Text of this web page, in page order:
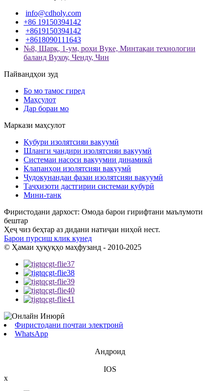
info@cdholy.com
+86 19150394142
+8619150394142
+8618090111643
№8, Шарқ, 1-ум, роҳи Вуке, Минтақаи технологии
баланд Вухоу, Ченду, Чин
Пайвандҳои зуд
Бо мо тамос гиред
Маҳсулот
Дар бораи мо
Маркази маҳсулот
Қубури изолятсияи вакуумӣ
Шланги чандири изолятсияи вакуумӣ
Системаи насоси вакуумии динамикӣ
Клапанҳои изолятсияи вакуумӣ
Ҷудокунандаи фазаи изолятсияи вакуумӣ
Таҷҳизоти дастгирии системаи қубурӣ
Мини-танк
Фиристодани дархост: Омода барои гирифтани маълумоти
бештар
Ҳеҷ чиз беҳтар аз дидани натиҷаи ниҳоӣ нест.
Барои пурсиш клик кунед
© Ҳамаи ҳуқуқҳо маҳфузанд - 2010-2025
Фиристодани почтаи электронӣ
WhatsApp
Андроид
IOS
x